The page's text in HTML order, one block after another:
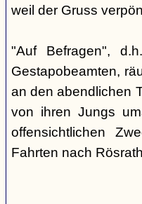
weil der Gruss
"Auf Befragen",
Gestapobeamten,
an den abendlichen
von ihren Jungs
offensichtlichen
Fahrten nach